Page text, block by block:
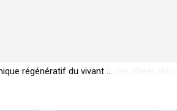
entreprises à devenir des alliées du vivant